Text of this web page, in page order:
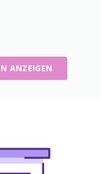
ANZEIGEN